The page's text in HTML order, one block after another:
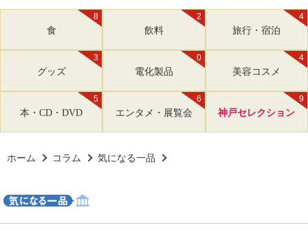
8
食
2
飲料
4
旅行・宿泊
3
グッズ
0
電化製品
4
美容コスメ
5
本・CD・DVD
6
エンタメ・展覧会
9
神戸セレクション
ホーム コラム 気になる一品